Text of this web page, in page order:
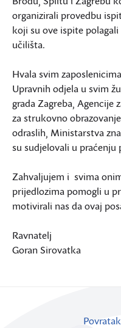
organizirali provedbu
koji su ove ispite
učilišta.
Hvala svim
Upravnih odjela u svim
grada Zagreba, Agencije
za strukovno
odraslih, Ministarstva
su sudjelovali u praćenju
Zahvaljujem i svima
prijedlozima pomogli u
motivirali nas da ovaj
Ravnatelj
Goran Sirovatka